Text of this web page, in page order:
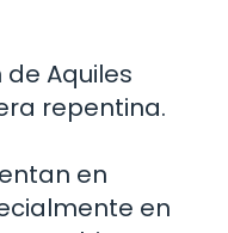
Aquiles
repentina.
en
en